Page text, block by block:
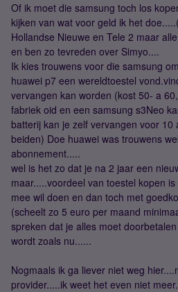
Of ik moet die samsung toch los
kijken van wat voor geld ik het
Hollandse Nieuwe en Tele 2 maar
en ben zo tevreden over Simyo....
Ik kies trouwens voor die samsung
huawei p7 een wereldtoestel
vervangen kan worden (kost 50- a
fabriek oid en een samsung s3Neo
batterij kan je zelf vervangen voor
beiden) Doe huawei was trouwens
abonnement.....
wel is het zo dat je na 2 jaar een
maar.....voordeel van toestel kopen
mee wil doen en dan toch met
(scheelt zo 5 euro per maand
spreken dat je alles moet
wordt zoals nu......
Nogmaals ik ga liever niet weg
provider.....ik weet het even niet